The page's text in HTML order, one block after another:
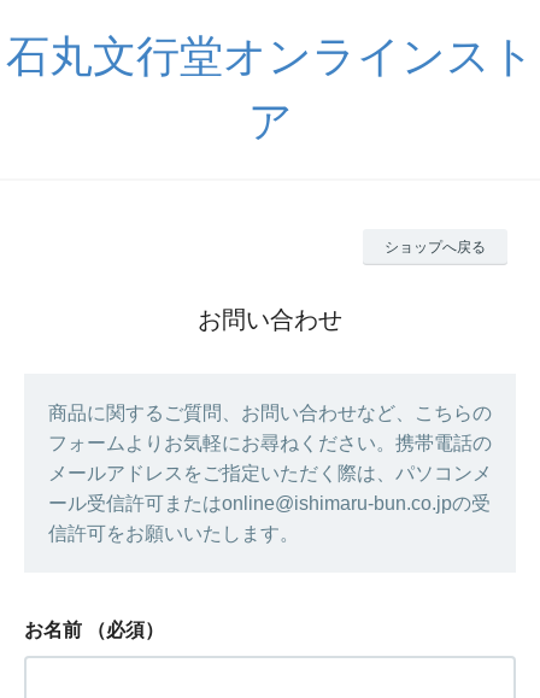
石丸文行堂オンラインスト
ア
ショップへ戻る
お問い合わせ
商品に関するご質問、お問い合わせなど、こちらの
フォームよりお気軽にお尋ねください。携帯電話の
メールアドレスをご指定いただく際は、パソコンメ
ール受信許可またはonline@ishimaru-bun.co.jpの受
信許可をお願いいたします。
お名前 （必須）